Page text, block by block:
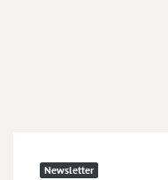
Newsletter